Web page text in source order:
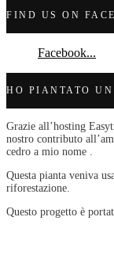
FIND US ON
Facebook...
HO PIANTATO UN
Grazie all’hosting
nostro contributo
cedro a mio nome .
Questa pianta veniva
riforestazione.
Questo progetto è